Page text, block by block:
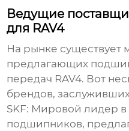
Ведущие
для RAV4
На рынке существует
предлагающих
передач RAV4. Вот
брендов,
SKF: Мировой лидер в
подшипников,